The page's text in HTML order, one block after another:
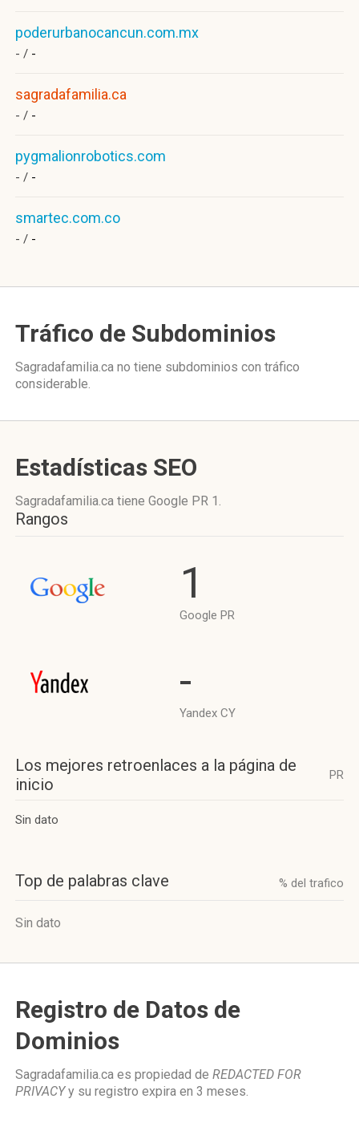
poderurbanocancun.com.mx
- / -
sagradafamilia.ca
- / -
pygmalionrobotics.com
- / -
smartec.com.co
- / -
Tráfico de Subdominios
Sagradafamilia.ca no tiene subdominios con tráfico
considerable.
Estadísticas SEO
Sagradafamilia.ca tiene Google PR 1.
Rangos
1
Google PR
-
Yandex CY
Los mejores retroenlaces a la página de
inicio
PR
Sin dato
Top de palabras clave % del trafico
Sin dato
Registro de Datos de
Dominios
Sagradafamilia.ca es propiedad de REDACTED FOR
PRIVACYy su registro expira en 3 meses.